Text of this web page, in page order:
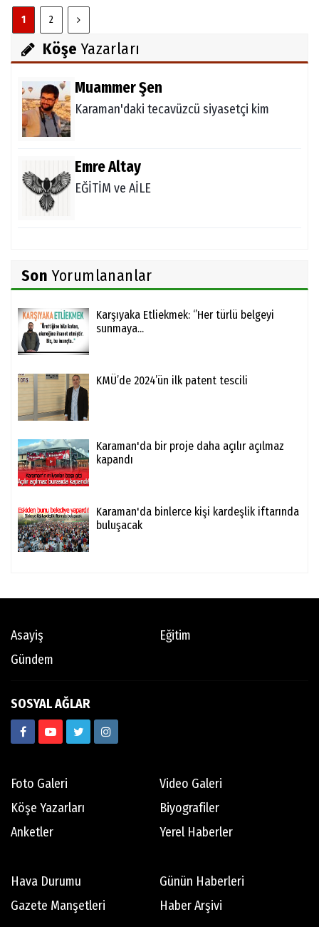
1 2
Köşe Yazarları
Muammer Şen
Karaman'daki tecavüzcü siyasetçi kim
Emre Altay
EĞİTİM ve AİLE
Son Yorumlananlar
Karşıyaka Etliekmek: ‘’Her türlü belgeyi
sunmaya...
KMÜ’de 2024’ün ilk patent tescili
Karaman'da bir proje daha açılır açılmaz
kapandı
Karaman'da binlerce kişi kardeşlik iftarında
buluşacak
Asayiş
Eğitim
Gündem
SOSYAL AĞLAR
Foto Galeri
Video Galeri
Köşe Yazarları
Biyografiler
Anketler
Yerel Haberler
Hava Durumu
Günün Haberleri
Gazete Manşetleri
Haber Arşivi